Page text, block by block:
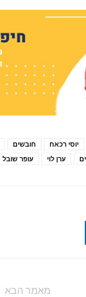
חובשים יוסי רכאח
עופר שובל ערן לוי
מאמר הבא